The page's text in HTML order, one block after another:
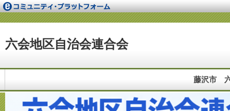
六会地区自治会連合会
藤沢市